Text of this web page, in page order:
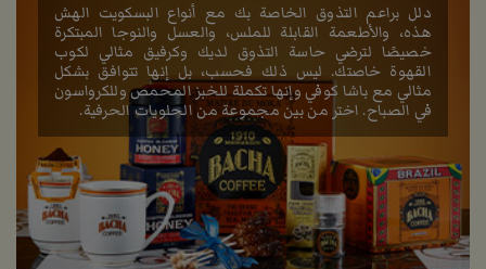
دلل براعم التذوق الخاصة بك مع أنواع البسكويت الهش
هذه، والأطعمة القابلة للملس، والعسل والنوجا المبتكرة
خصيصًا لترضي حاسة التذوق لديك وكرفيق مثالي لكوب
القهوة خاصتك. ليس ذلك فحسب، بل إنها تتوافق بشكل
مثالي مع باشا كوفي وإنها تكملة للخبز المحمص وللكرواسون
في الصباح. اختر من بين مجموعة من الحلويات الحرفية.